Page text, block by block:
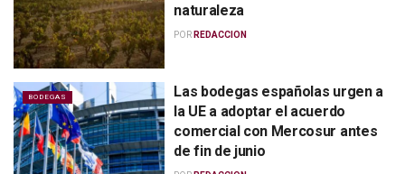
naturaleza
POR REDACCION
BODEGAS
Las bodegas españolas urgen a
la UE a adoptar el acuerdo
comercial con Mercosur antes
de fin de junio